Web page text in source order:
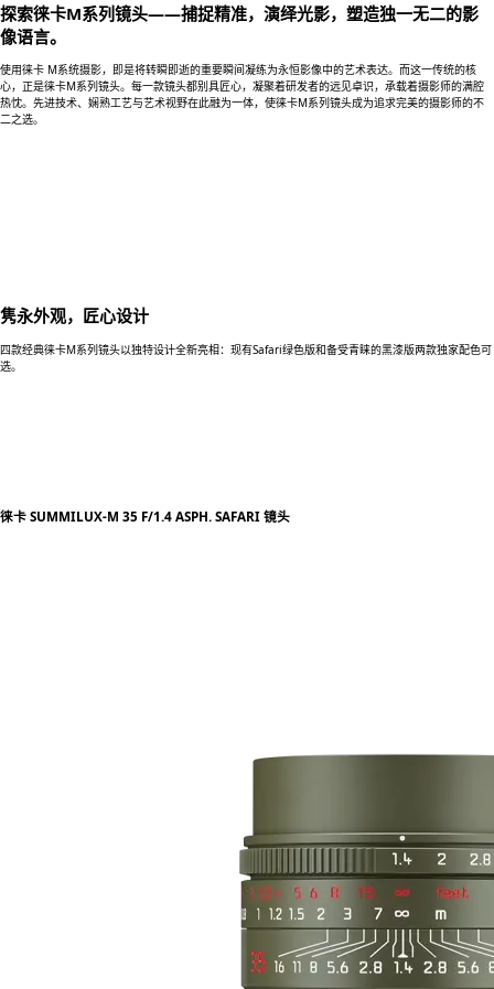
探索徕卡M系列镜头——捕捉精准，演绎光影，塑造独一无二的影
像语言。
使用徕卡 M系统摄影，即是将转瞬即逝的重要瞬间凝练为永恒影像中的艺术表达。而这一传统的核
心，正是徕卡M系列镜头。每一款镜头都别具匠心，凝聚着研发者的远见卓识，承载着摄影师的满腔
热忱。先进技术、娴熟工艺与艺术视野在此融为一体，使徕卡M系列镜头成为追求完美的摄影师的不
二之选。
隽永外观，匠心设计
四款经典徕卡M系列镜头以独特设计全新亮相：现有Safari绿色版和备受青睐的黑漆版两款独家配色可
选。
徕卡 SUMMILUX-M 35 F/1.4 ASPH. SAFARI 镜头